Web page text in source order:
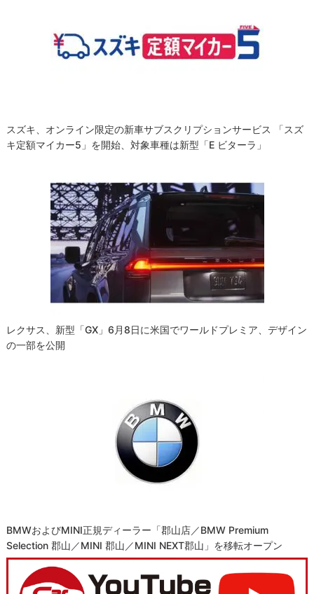
スズキ、オンライン限定の新車サブスクリプションサービス 「スズ
キ定額マイカー5」を開始、対象車種は新型「e ビターラ」
レクサス、新型「GX」6月8日に米国でワールドプレミア、デザイン
の一部を公開
BMWおよびMINI正規ディーラー「郡山店／BMW Premium
Selection 郡山／MINI 郡山／MINI NEXT郡山」を移転オープン